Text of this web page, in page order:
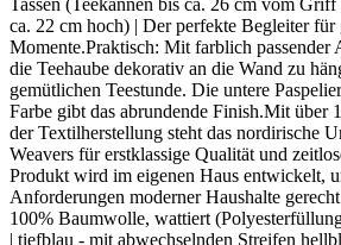
ca. 22 cm hoch) | Der perfekte Begleiter für
Momente.Praktisch: Mit farblich passender
die Teehaube dekorativ an die Wand zu
gemütlichen Teestunde. Die untere
Farbe gibt das abrundende Finish.Mit über
der Textilherstellung steht das nordirische
Weavers für erstklassige Qualität und
Produkt wird im eigenen Haus entwickelt,
Anforderungen moderner Haushalte
100% Baumwolle, wattiert
| tiefblau - mit abwechselnden Streifen